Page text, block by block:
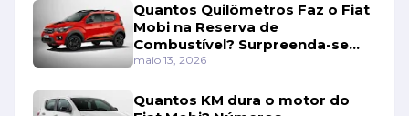
Quantos Quilômetros Faz o Fiat
Mobi na Reserva de
Combustível? Surpreenda-se
Com os Números!
maio 13, 2026
Quantos KM dura o motor do